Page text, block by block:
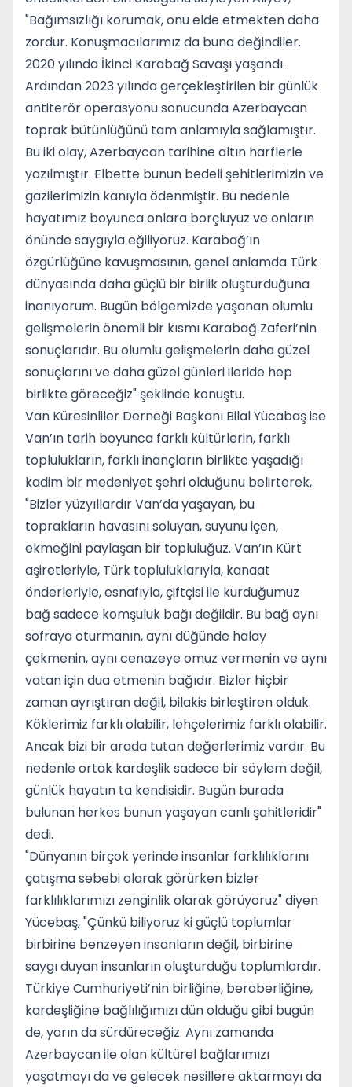
"Bağımsızlığı korumak, onu elde etmekten daha
zordur. Konuşmacılarımız da buna değindiler.
2020 yılında İkinci Karabağ Savaşı yaşandı.
Ardından 2023 yılında gerçekleştirilen bir günlük
antiterör operasyonu sonucunda Azerbaycan
toprak bütünlüğünü tam anlamıyla sağlamıştır.
Bu iki olay, Azerbaycan tarihine altın harflerle
yazılmıştır. Elbette bunun bedeli şehitlerimizin ve
gazilerimizin kanıyla ödenmiştir. Bu nedenle
hayatımız boyunca onlara borçluyuz ve onların
önünde saygıyla eğiliyoruz. Karabağ’ın
özgürlüğüne kavuşmasının, genel anlamda Türk
dünyasında daha güçlü bir birlik oluşturduğuna
inanıyorum. Bugün bölgemizde yaşanan olumlu
gelişmelerin önemli bir kısmı Karabağ Zaferi’nin
sonuçlarıdır. Bu olumlu gelişmelerin daha güzel
sonuçlarını ve daha güzel günleri ileride hep
birlikte göreceğiz" şeklinde konuştu.
Van Küresinliler Derneği Başkanı Bilal Yücabaş ise
Van’ın tarih boyunca farklı kültürlerin, farklı
toplulukların, farklı inançların birlikte yaşadığı
kadim bir medeniyet şehri olduğunu belirterek,
"Bizler yüzyıllardır Van’da yaşayan, bu
toprakların havasını soluyan, suyunu içen,
ekmeğini paylaşan bir topluluğuz. Van’ın Kürt
aşiretleriyle, Türk topluluklarıyla, kanaat
önderleriyle, esnafıyla, çiftçisi ile kurduğumuz
bağ sadece komşuluk bağı değildir. Bu bağ aynı
sofraya oturmanın, aynı düğünde halay
çekmenin, aynı cenazeye omuz vermenin ve aynı
vatan için dua etmenin bağıdır. Bizler hiçbir
zaman ayrıştıran değil, bilakis birleştiren olduk.
Köklerimiz farklı olabilir, lehçelerimiz farklı olabilir.
Ancak bizi bir arada tutan değerlerimiz vardır. Bu
nedenle ortak kardeşlik sadece bir söylem değil,
günlük hayatın ta kendisidir. Bugün burada
bulunan herkes bunun yaşayan canlı şahitleridir"
dedi.
"Dünyanın birçok yerinde insanlar farklılıklarını
çatışma sebebi olarak görürken bizler
farklılıklarımızı zenginlik olarak görüyoruz" diyen
Yücebaş, "Çünkü biliyoruz ki güçlü toplumlar
birbirine benzeyen insanların değil, birbirine
saygı duyan insanların oluşturduğu toplumlardır.
Türkiye Cumhuriyeti’nin birliğine, beraberliğine,
kardeşliğine bağlılığımızı dün olduğu gibi bugün
de, yarın da sürdüreceğiz. Aynı zamanda
Azerbaycan ile olan kültürel bağlarımızı
yaşatmayı da ve gelecek nesillere aktarmayı da